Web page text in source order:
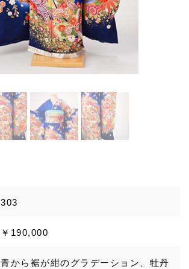
303
￥190,000
青から裾が紺のグラデーション、牡丹